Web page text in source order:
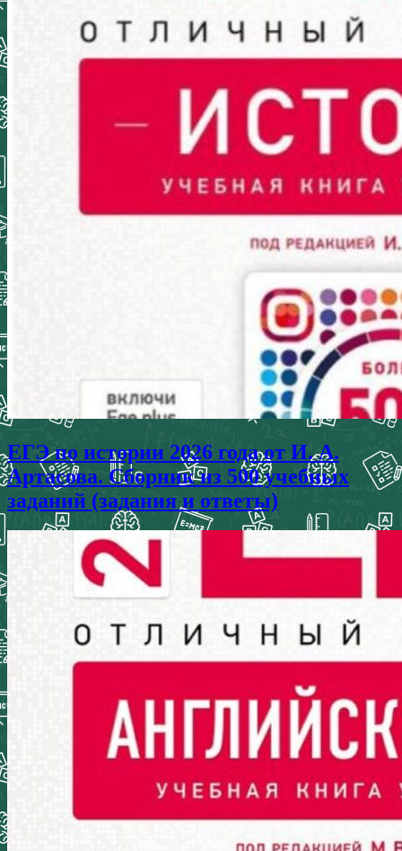
ЕГЭ по истории 2026 года от И. А.
Артасова. Сборник из 500 учебных
заданий (задания и ответы)